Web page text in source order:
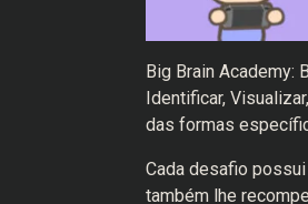
Big Brain
Identificar,
das formas
Cada desafio
também lhe